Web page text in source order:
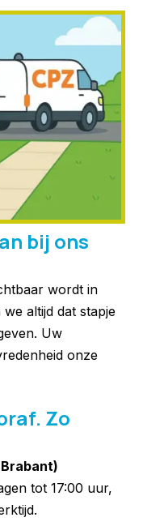
bij ons
wordt in
altijd dat stapje
Uw
onze
Zo
tot 17:00 uur,